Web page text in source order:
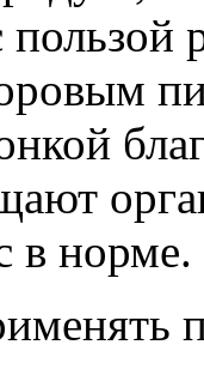
в норме.